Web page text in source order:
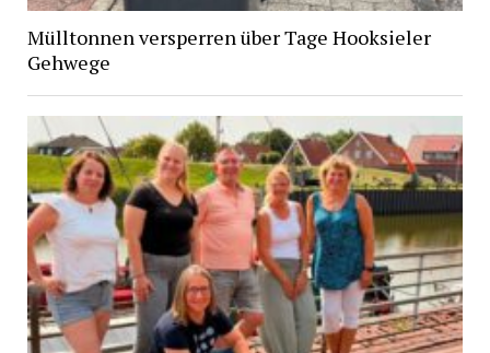
Mülltonnen versperren über Tage Hooksieler
Gehwege